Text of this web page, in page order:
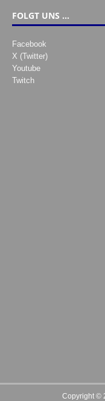
FOLGT UNS …
Facebook
X (Twitter)
Youtube
Twitch
Copyright ©